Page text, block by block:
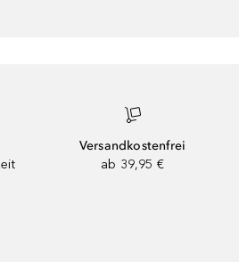
Versandkostenfrei
ab 39,95 €